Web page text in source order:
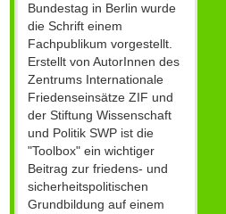
Bundestag in Berlin wurde
die Schrift einem
Fachpublikum vorgestellt.
Erstellt von AutorInnen des
Zentrums Internationale
Friedenseinsätze ZIF und
der Stiftung Wissenschaft
und Politik SWP ist die
"Toolbox" ein wichtiger
Beitrag zur friedens- und
sicherheitspolitischen
Grundbildung auf einem